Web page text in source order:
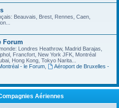
Beauvais, Brest, Rennes, Caen,
Forum
Londres Heathrow, Madrid Barajas,
Francfort, New York JFK, Montréal
Hong Kong, Tokyo Narita...
- le Forum,
Aéroport de Bruxelles -
Aériennes